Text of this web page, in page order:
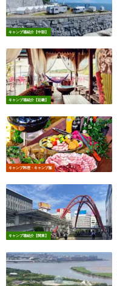
キャンプ場紹介【中部】
キャンプ場紹介【近畿】
キャンプ料理・キャンプ飯
キャンプ場紹介【関東】